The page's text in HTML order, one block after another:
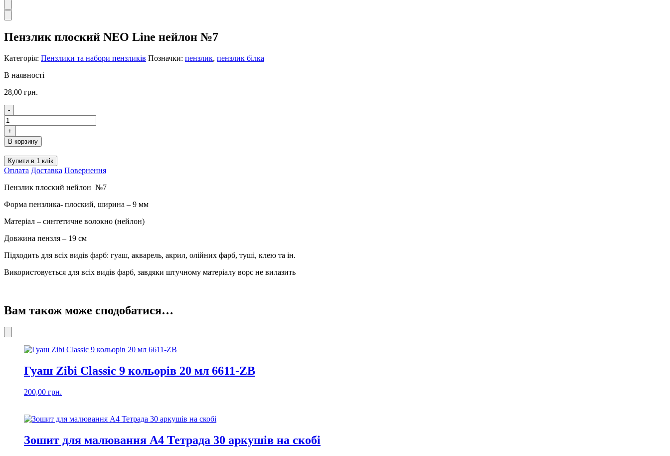
Пензлик плоский NEO Line нейлон №7
Категорія: Пензлики та набори пензликів Позначки: пензлик, пензлик білка
В наявності
28,00 грн.
-
Пензлик
плоский
NEO
Line
нейлон
№7
кількість
+
В корзину
Купити в 1 клік
Оплата Доставка Повернення
Пензлик плоский нейлон №7
Форма пензлика- плоский, ширина – 9 мм
Матеріал – синтетичне волокно (нейлон)
Довжина пензля – 19 см
Підходить для всіх видів фарб: гуаш, акварель, акрил, олійних фарб, туші, клею та ін.
Використовується для всіх видів фарб, завдяки штучному матеріалу ворс не вилазить
Вам також може сподобатися…
Гуаш Zibi Classic 9 кольорів 20 мл 6611-ZB
200,00 грн.
Зошит для малювання А4 Тетрада 30 аркушів на скобі